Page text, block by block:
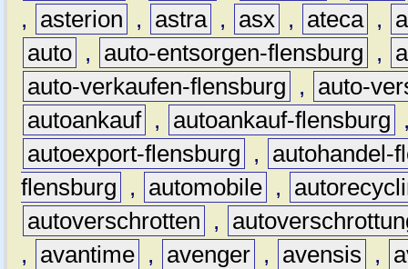
,
asterion , astra , asx , ateca ,
auto , auto-entsorgen-flensburg ,
auto-verkaufen-flensburg
,
auto-
autoankauf , autoankauf-flensburg
autoexport-flensburg
,
autohandel-
flensburg
, automobile ,
autoverschrotten
,
,
avantime , avenger , avensis ,